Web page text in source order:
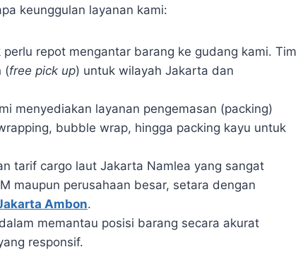
keunggulan layanan kami:
repot mengantar barang ke gudang kami. Tim
(free pick up) untuk wilayah Jakarta dan
menyediakan layanan pengemasan (packing)
bubble wrap, hingga packing kayu untuk
tarif cargo laut Jakarta Namlea yang sangat
maupun perusahaan besar, setara dengan
Ambon.
memantau posisi barang secara akurat
responsif.